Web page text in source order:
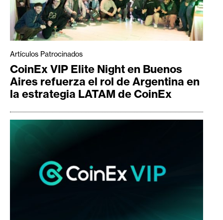
Artículos Patrocinados
CoinEx VIP Elite Night en Buenos
Aires refuerza el rol de Argentina en
la estrategia LATAM de CoinEx